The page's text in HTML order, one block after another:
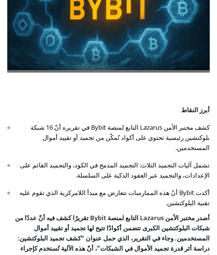
أبرز النقاط
كشف مختبر الأمن Lazarus التابع لمنصة Bybit في تقريره أنّ 16 شبكة
بلوكتشين رئيسية تحتوي على أكواد تُمكّن من تجميد أو تقييد أموال
المستخدمين.
تشمل آليات التجميد الثلاث: التجميد المدمج في الكود، والتجميد القائم على
الإعدادات، والتجميد عبر العقود الذكية على السلسلة.
أكدت Bybit أنّ هذه الممارسات تتعارض مع مبدأ اللامركزية الذي تقوم عليه
تقنية البلوكتشين.
أصدر مختبر الأمن Lazarus التابع لمنصة Bybit تقريرًا كشف فيه أنّ عددًا من
شبكات البلوكتشين الكبرى تتضمن أكوادًا تتيح لها تجميد أو تقييد أموال
المستخدمين. وجاء في التقرير، الذي حمل عنوان “كشف تجميد البلوكتشين:
دراسة أثر قدرة تجميد الأموال في الشبكات”، أنّ هذه الآلية تُستخدم كإجراء